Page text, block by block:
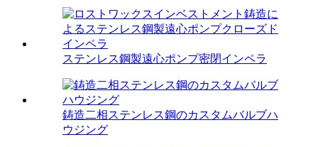
ステンレス鋼製遠心ポンプ密閉インペラ
鋳造二相ステンレス鋼のカスタムバルブハ
ウジング